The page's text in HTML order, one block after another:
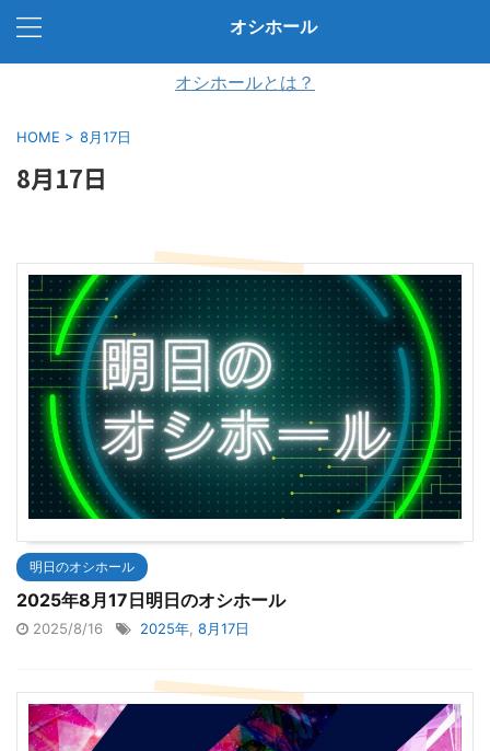
オシホール
オシホールとは？
HOME > 8月17日
8月17日
明日のオシホール
2025年8月17日明日のオシホール
2025/8/16 2025年 8月17日